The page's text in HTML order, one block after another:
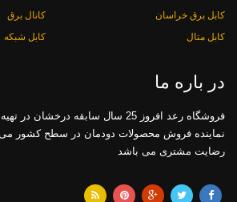
کانال برق
کابل شبکه
کابل برق خراسان
کابل متال
در باره ما
فروشگاه رعد افروز 25 سال سابقه
نماینده فروش محصولات دودمان در سطح کشور
رضایت مشتری می باشد